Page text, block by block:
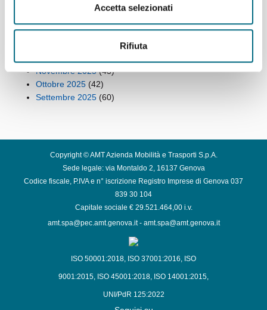
Accetta selezionati
Rifiuta
(43)
Febbraio 2026(49)
Novembre 2025(43)
Ottobre 2025 (42)
Settembre 2025 (60)
Copyright © AMT Azienda Mobilità e Trasporti S.p.A.
Sede legale: via Montaldo 2, 16137 Genova
Codice fiscale, P.IVA e n° iscrizione Registro Imprese di Genova 037
839 30 104
Capitale sociale € 29.521.464,00 i.v.
amt.spa@pec.amt.genova.it- amt.spa@amt.genova.it
ISO 50001:2018, ISO 37001:2016, ISO
9001:2015, ISO 45001:2018, ISO 14001:2015,
UNI/PdR 125:2022